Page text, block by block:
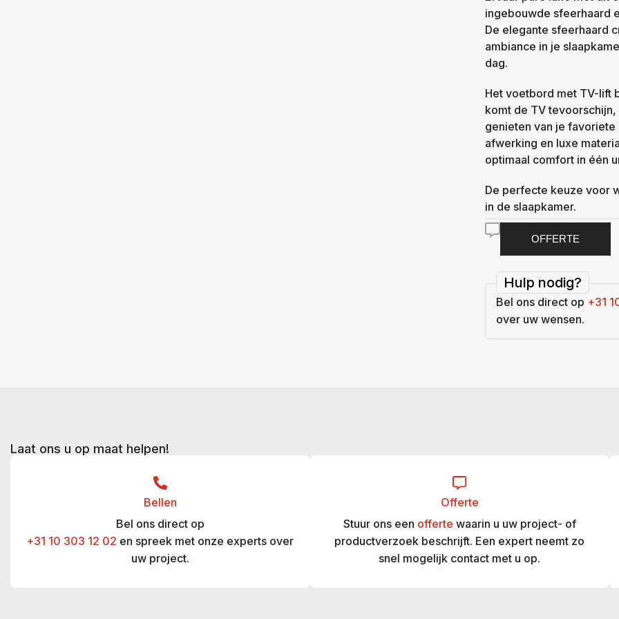
ingebouwde sfeerhaard
De elegante sfeerhaard
ambiance in je
dag.
Het voetbord met TV-lift
komt de TV
genieten van je
afwerking en luxe
optimaal comfort in één
De perfecte keuze voor
in de slaapkamer.
OFFERTE
Hulp nodig?
Bel ons direct op +31
over uw wensen.
Laat ons u op maat helpen!
Bellen
Bel ons direct op
+31 10 303 12 02 en spreek met onze experts over
uw project.
Offerte
Stuur ons een offerte waarin u uw project- of
productverzoek beschrijft. Een expert neemt zo
snel mogelijk contact met u op.